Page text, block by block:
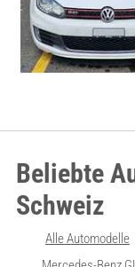
Beliebte
Schweiz
Alle Automodelle